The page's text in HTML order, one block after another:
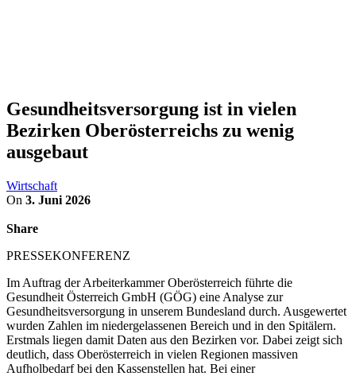
Gesundheitsversorgung ist in vielen
Bezirken Oberösterreichs zu wenig
ausgebaut
Wirtschaft
On 3. Juni 2026
Share
PRESSEKONFERENZ
Im Auftrag der Arbeiterkammer Oberösterreich führte die
Gesundheit Österreich GmbH (GÖG) eine Analyse zur
Gesundheitsversorgung in unserem Bundesland durch. Ausgewertet
wurden Zahlen im niedergelassenen Bereich und in den Spitälern.
Erstmals liegen damit Daten aus den Bezirken vor. Dabei zeigt sich
deutlich, dass Oberösterreich in vielen Regionen massiven
Aufholbedarf bei den Kassenstellen hat. Bei einer